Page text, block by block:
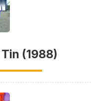
(1988)